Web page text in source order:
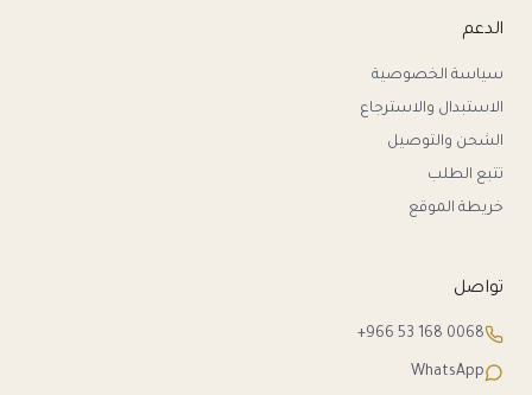
الدعم
سياسة الخصوصية
الاستبدال والاسترجاع
الشحن والتوصيل
تتبع الطلب
خريطة الموقع
تواصل
+966 53 168 0068
WhatsApp